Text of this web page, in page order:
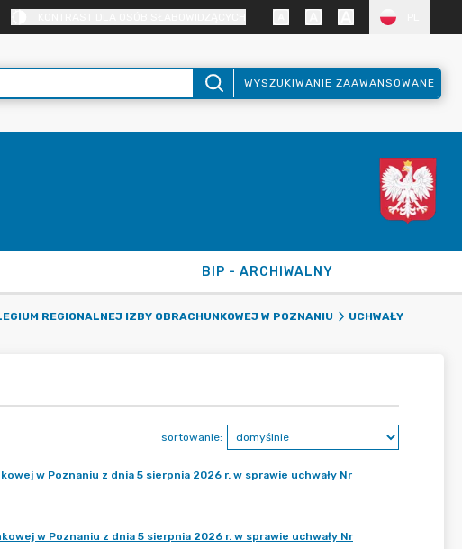
WYSZUKIWANIE ZAAWANSOWANE
BIP - ARCHIWALNY
REGIONALNEJ IZBY OBRACHUNKOWEJ W POZNANIU
UCHWAŁY
sortowanie:
w Poznaniu z dnia 5 sierpnia 2026 r. w sprawie uchwały Nr
w Poznaniu z dnia 5 sierpnia 2026 r. w sprawie uchwały Nr